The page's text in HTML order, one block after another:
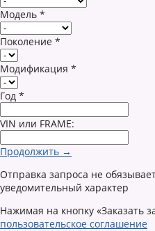
Модель *
Поколение *
Модификация *
Год *
VIN или FRAME:
Продолжить →
Отправка запроса не
уведомительный характер
Нажимая на кнопку «Заказать
пользовательское соглашение